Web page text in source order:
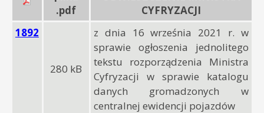
.pdf
CYFRYZACJI
1892
280 kB
z dnia 16 września 2021 r. w
sprawie ogłoszenia jednolitego
tekstu rozporządzenia Ministra
Cyfryzacji w sprawie katalogu
danych gromadzonych w
centralnej ewidencji pojazdów